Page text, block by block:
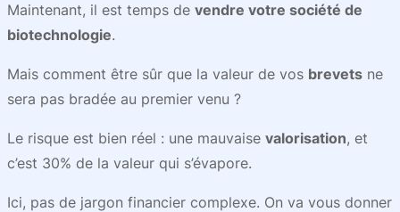
Maintenant, il est temps de vendre votre société de
biotechnologie.
Mais comment être sûr que la valeur de vos brevets ne
sera pas bradée au premier venu ?
Le risque est bien réel : une mauvaise valorisation, et
c’est 30% de la valeur qui s’évapore.
Ici, pas de jargon financier complexe. On va vous donner